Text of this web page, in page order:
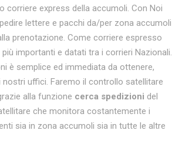
corriere express della accumoli. Con Noi
lettere e pacchi da/per zona accumoli
prenotazione. Come corriere espresso
importanti e datati tra i corrieri Nazionali.
è semplice ed immediata da ottenere,
nostri uffici. Faremo il controllo satellitare
alla funzione cerca spedizioni del
che monitora costantemente i
sia in zona accumoli sia in tutte le altre